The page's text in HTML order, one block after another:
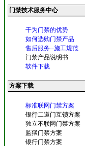
门禁技术服务中心
干为门禁的优势
如何选购门禁产品
售后服务--施工规范
门禁产品说明书
软件下载
方案下载
标准联网门禁方案
银行二道门互锁方案
独立不联网门禁方案
监狱门禁方案
银行门禁方案